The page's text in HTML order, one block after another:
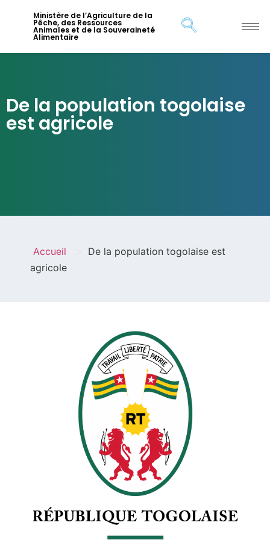
Ministère de l’Agriculture de la
Pêche, des Ressources
Animales et de la Souveraineté
Alimentaire
De la population togolaise
est agricole
Accueil
De la population togolaise est
agricole